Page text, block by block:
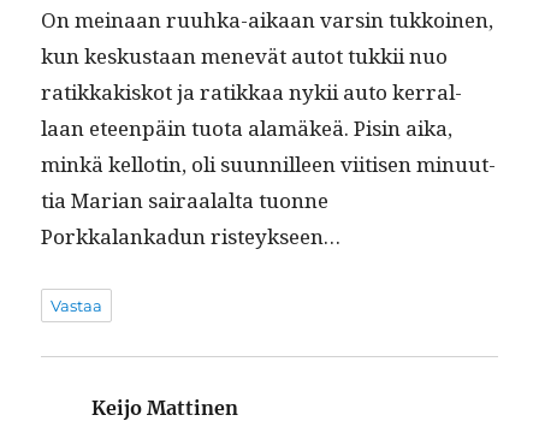
On meinaan ruuh­ka-aikaan varsin tukkoinen,
kun keskus­taan menevät autot tukkii nuo
ratikkakiskot ja ratikkaa nykii auto ker­ral­
laan eteen­päin tuo­ta alamäkeä. Pisin aika,
minkä kel­lotin, oli suun­nilleen viitisen min­u­ut­
tia Mar­i­an sairaalal­ta tuonne
Porkkalankadun risteykseen…
Vastaa
Keijo Mattinen